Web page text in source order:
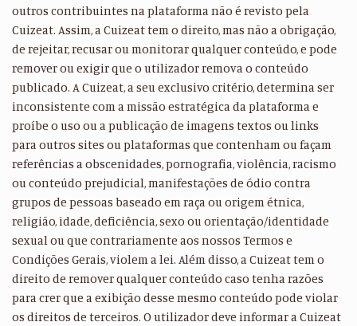
outros contribuintes na plataforma não é revisto pela
Cuizeat. Assim, a Cuizeat tem o direito, mas não a obrigação,
de rejeitar, recusar ou monitorar qualquer conteúdo, e pode
remover ou exigir que o utilizador remova o conteúdo
publicado. A Cuizeat, a seu exclusivo critério, determina ser
inconsistente com a missão estratégica da plataforma e
proíbe o uso ou a publicação de imagens textos ou links
para outros sites ou plataformas que contenham ou façam
referências a obscenidades, pornografia, violência, racismo
ou conteúdo prejudicial, manifestações de ódio contra
grupos de pessoas baseado em raça ou origem étnica,
religião, idade, deficiência, sexo ou orientação/identidade
sexual ou que contrariamente aos nossos Termos e
Condições Gerais, violem a lei. Além disso, a Cuizeat tem o
direito de remover qualquer conteúdo caso tenha razões
para crer que a exibição desse mesmo conteúdo pode violar
os direitos de terceiros. O utilizador deve informar a Cuizeat